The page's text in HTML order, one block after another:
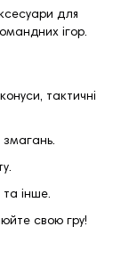
для
ігор.
тактичні
змагань.
інше.
свою гру!